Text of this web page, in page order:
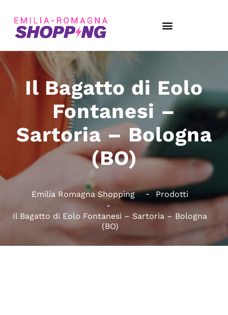
Il Bagatto di Eolo
Fontanesi –
Sartoria – Bologna
(BO)
Emilia Romagna Shopping Prodotti
Il Bagatto di Eolo Fontanesi – Sartoria – Bologna
(BO)